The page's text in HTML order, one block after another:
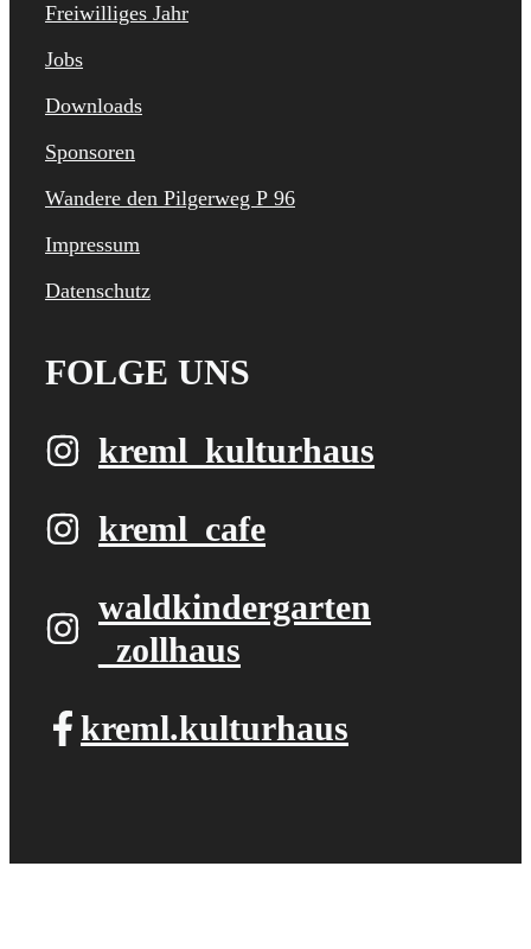
Freiwilliges Jahr
Jobs
Downloads
Sponsoren
Wandere den Pilgerweg P 96
Impressum
Datenschutz
FOLGE UNS
kreml_kulturhaus
kreml_cafe
waldkindergarten​
_zollhaus
kreml.kulturhaus